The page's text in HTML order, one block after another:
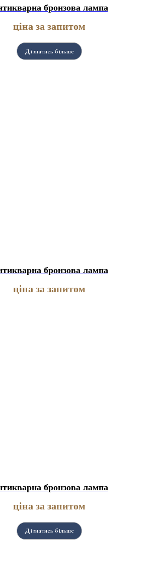
бронзова лампа
ціна за запитом
Дізнатись більше
бронзова лампа
ціна за запитом
бронзова лампа
ціна за запитом
Дізнатись більше